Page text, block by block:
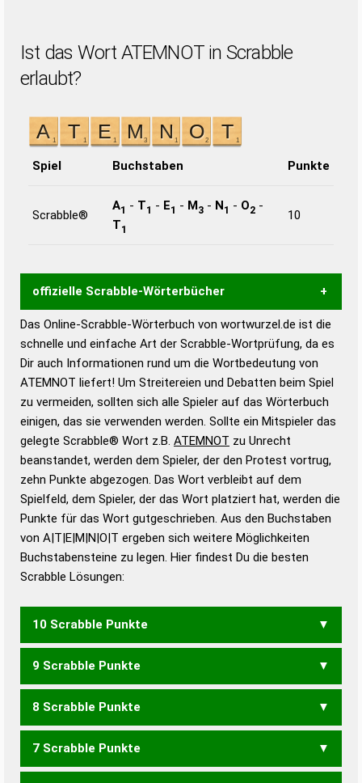
Ist das Wort ATEMNOT in Scrabble
erlaubt?
Spiel Buchstaben Punkte
Scrabble®
A1 - T1 - E1 - M3 - N1 - O2 -
T1
10
offizielle Scrabble-Wörterbücher
Wortwurzel liefert mit Hilfe eines semantischen
Wortanalyse-Algorithmus gute Anhaltspunkte zu
Wortbedeutung, Worttrennung und Wortform, um die
Gültigkeit eines Wortes für das Scrabble-Spiel zu
bestimmen!
zugelassene Turnier Scrabble-
Wörterbücher sind:
Duden – Standardwerk in 12 Bänden
Duden – Richtiges und gutes
Deutsch
Duden – Die deutsche Grammatik
Duden – Deutsches
Das Online-Scrabble-Wörterbuch von wortwurzel.de ist die
schnelle und einfache Art der Scrabble-Wortprüfung, da es
Dir auch Informationen rund um die Wortbedeutung von
ATEMNOT liefert! Um Streitereien und Debatten beim Spiel
zu vermeiden, sollten sich alle Spieler auf das Wörterbuch
einigen, das sie verwenden werden. Sollte ein Mitspieler das
gelegte Scrabble® Wort z.B. ATEMNOT zu Unrecht
beanstandet, werden dem Spieler, der den Protest vortrug,
zehn Punkte abgezogen. Das Wort verbleibt auf dem
Spielfeld, dem Spieler, der das Wort platziert hat, werden die
Punkte für das Wort gutgeschrieben. Aus den Buchstaben
von A|T|E|M|N|O|T ergeben sich weitere Möglichkeiten
Buchstabensteine zu legen. Hier findest Du die besten
Scrabble Lösungen:
10 Scrabble Punkte
TOMATEN
9 Scrabble Punkte
ATOMEN MONATE MOTTEN
8 Scrabble Punkte
ATOME MONAT MOTTE
7 Scrabble Punkte